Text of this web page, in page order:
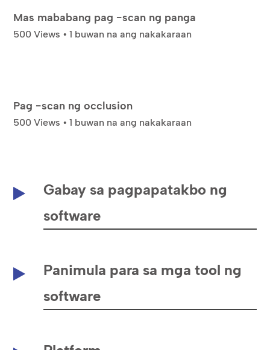
Mas mababang pag -scan ng panga
500 Views • 1 buwan na ang nakakaraan
Pag -scan ng occlusion
500 Views • 1 buwan na ang nakakaraan
Gabay sa pagpapatakbo ng
software
Panimula para sa mga tool ng
software